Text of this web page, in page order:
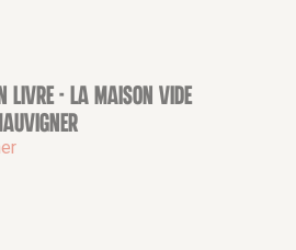
livre - La Maison vide